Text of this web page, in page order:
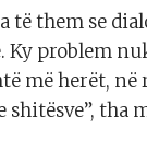
të them se
Ky problem
më herët, në
shitësve”, tha